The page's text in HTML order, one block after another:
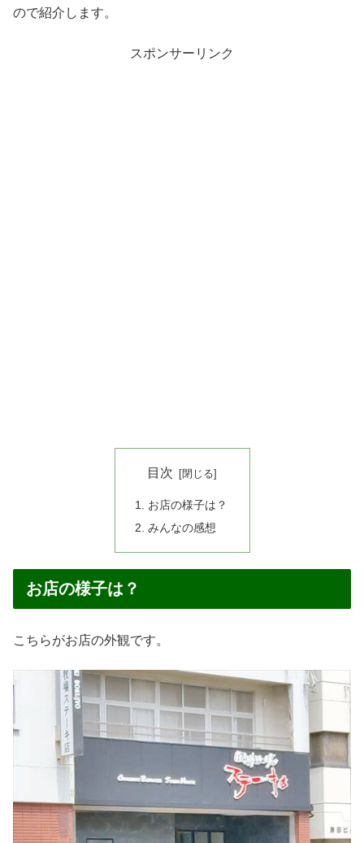
ので紹介します。
スポンサーリンク
目次
お店の様子は？
みんなの感想
お店の様子は？
こちらがお店の外観です。